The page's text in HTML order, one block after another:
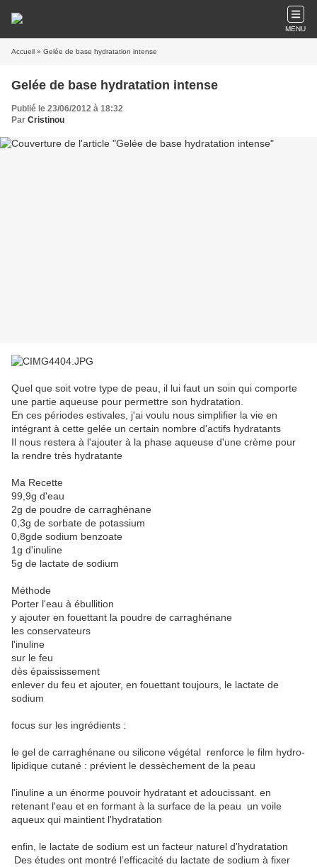
MENU
Accueil » Gelée de base hydratation intense
Gelée de base hydratation intense
Publié le 23/06/2012 à 18:32
Par Cristinou
Quel que soit votre type de peau, il lui faut un soin qui comporte
une partie aqueuse pour permettre son hydratation.
En ces périodes estivales, j'ai voulu nous simplifier la vie en
intégrant à cette gelée un certain nombre d'actifs hydratants
Il nous restera à l'ajouter à la phase aqueuse d'une crème pour
la rendre très hydratante
Ma Recette
99,9g d'eau
2g de poudre de carraghénane
0,3g de sorbate de potassium
0,8gde sodium benzoate
1g d'inuline
5g de lactate de sodium
Méthode
Porter l'eau à ébullition
y ajouter en fouettant la poudre de carraghénane
les conservateurs
l'inuline
sur le feu
dès épaississement
enlever du feu et ajouter, en fouettant toujours, le lactate de
sodium
focus sur les ingrédients :
le gel de carraghénane ou silicone végétal renforce le film hydro-
lipidique cutané : prévient le dessèchement de la peau
l'inuline a un énorme pouvoir hydratant et adoucissant. en
retenant l'eau et en formant à la surface de la peau un voile
aqueux qui maintient l'hydratation
enfin, le lactate de sodium est un facteur naturel d'hydratation
Des études ont montré l’efficacité du lactate de sodium à fixer